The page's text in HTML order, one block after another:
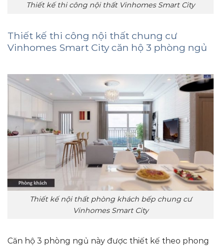
Thiết kế thi công nội thất Vinhomes Smart City
Thiết kế thi công nội thất chung cư
Vinhomes Smart City căn hộ 3 phòng ngủ
Thiết kế nội thất phòng khách bếp chung cư
Vinhomes Smart City
Căn hộ 3 phòng ngủ này được thiết kế theo phong